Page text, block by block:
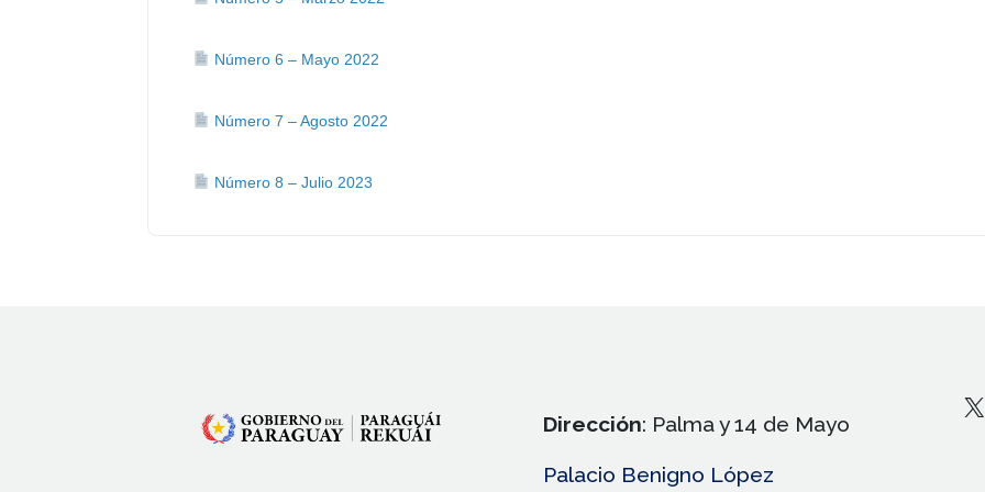
Número 6 – Mayo 2022
Número 7 – Agosto 2022
Número 8 – Julio 2023
Dirección: Palma y 14 de Mayo
Palacio Benigno López
X